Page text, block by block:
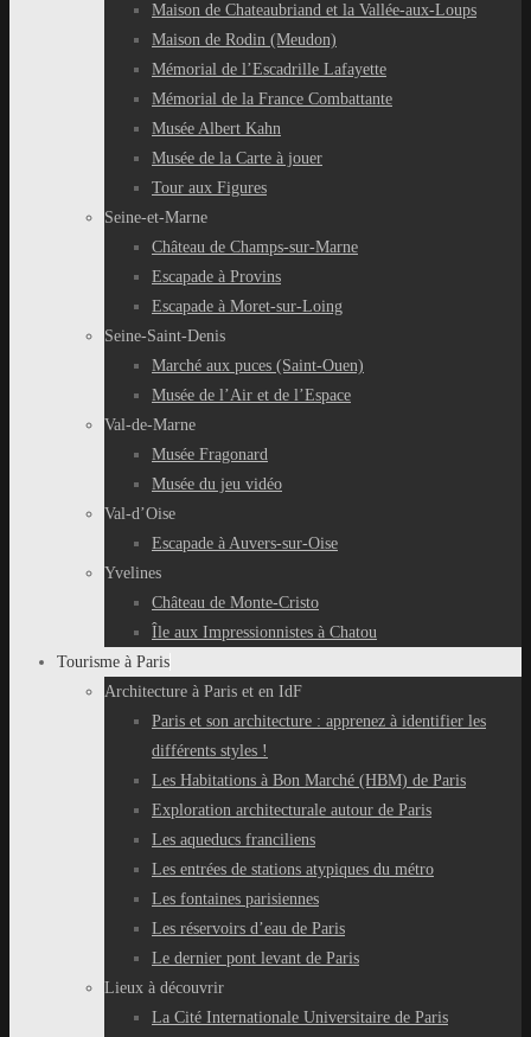
Maison de Chateaubriand et la Vallée-aux-Loups
Maison de Rodin (Meudon)
Mémorial de l’Escadrille Lafayette
Mémorial de la France Combattante
Musée Albert Kahn
Musée de la Carte à jouer
Tour aux Figures
Seine-et-Marne
Château de Champs-sur-Marne
Escapade à Provins
Escapade à Moret-sur-Loing
Seine-Saint-Denis
Marché aux puces (Saint-Ouen)
Musée de l’Air et de l’Espace
Val-de-Marne
Musée Fragonard
Musée du jeu vidéo
Val-d’Oise
Escapade à Auvers-sur-Oise
Yvelines
Château de Monte-Cristo
Île aux Impressionnistes à Chatou
Tourisme à Paris
Architecture à Paris et en IdF
Paris et son architecture : apprenez à identifier les
différents styles !
Les Habitations à Bon Marché (HBM) de Paris
Exploration architecturale autour de Paris
Les aqueducs franciliens
Les entrées de stations atypiques du métro
Les fontaines parisiennes
Les réservoirs d’eau de Paris
Le dernier pont levant de Paris
Lieux à découvrir
La Cité Internationale Universitaire de Paris